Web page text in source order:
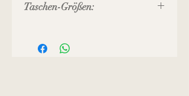
Taschen-Größen:
Höhe: 13 cm